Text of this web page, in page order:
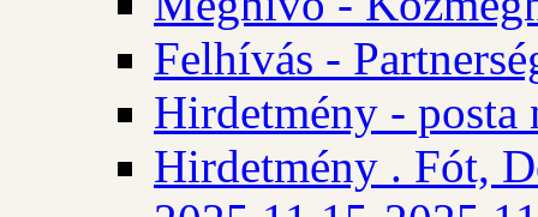
Felhívás -
Hirdetmény - posta
Hirdetmény . Fót,